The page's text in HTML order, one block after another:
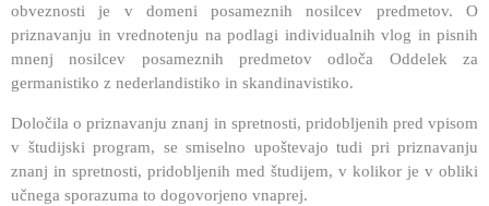
obveznosti je v domeni posameznih nosilcev predmetov. O
priznavanju in vrednotenju na podlagi individualnih vlog in pisnih
mnenj nosilcev posameznih predmetov odloča Oddelek za
germanistiko z nederlandistiko in skandinavistiko.
Določila o priznavanju znanj in spretnosti, pridobljenih pred vpisom
v študijski program, se smiselno upoštevajo tudi pri priznavanju
znanj in spretnosti, pridobljenih med študijem, v kolikor je v obliki
učnega sporazuma to dogovorjeno vnaprej.